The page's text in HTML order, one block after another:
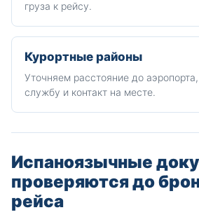
груза к рейсу.
Курортные районы
Уточняем расстояние до
службу и контакт на месте.
Испаноязычные
проверяются до
рейса